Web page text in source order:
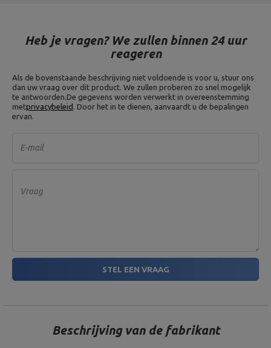
Heb je vragen? We zullen binnen 24 uur
reageren
Als de bovenstaande beschrijving niet voldoende is voor u, stuur ons
dan uw vraag over dit product. We zullen proberen zo snel mogelijk
te antwoorden.De gegevens worden verwerkt in overeenstemming
metprivacybeleid . Door het in te dienen, aanvaardt u de bepalingen
ervan.
E-mail
Vraag
STEL EEN VRAAG
Beschrijving van de fabrikant